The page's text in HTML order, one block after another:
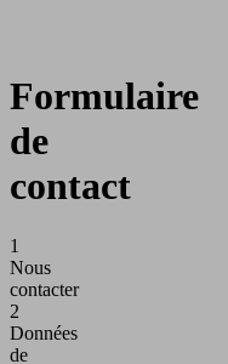
Formulaire
de
contact
1
Nous
contacter
2
Données
de